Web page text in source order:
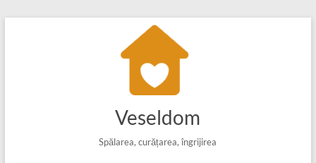
Veseldom
Spălarea, curățarea, îngrijirea